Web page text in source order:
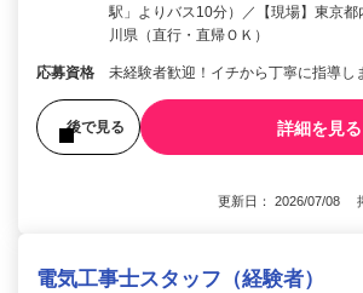
駅」よりバス10分）／【現場】東京
川県（直行・直帰ＯＫ）
応募資格 未経験者歓迎！イチから丁寧に指導し
後で見る 詳細を見る
更新日： 2026/07/08
電気工事士スタッフ（経験者）